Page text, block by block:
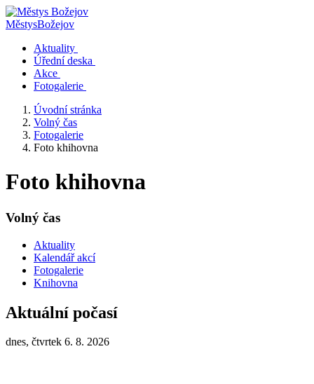
MěstysBožejov
Aktuality
Úřední deska
Akce
Fotogalerie
Úvodní stránka
Volný čas
Fotogalerie
Foto khihovna
Foto khihovna
Volný čas
Aktuality
Kalendář akcí
Fotogalerie
Knihovna
Aktuální počasí
dnes, čtvrtek 6. 8. 2026